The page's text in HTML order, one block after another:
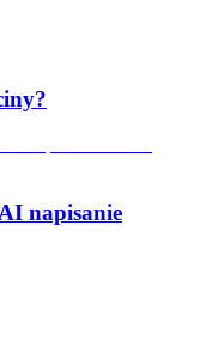
napisanie